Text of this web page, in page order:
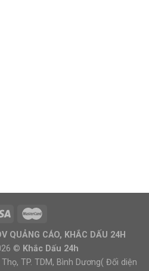
QUẢNG CÁO, KHẮC DẤU 24H
© Khắc Dấu 24h
TP. TDM, Bình Dương( Đối diện